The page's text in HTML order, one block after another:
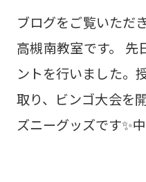
ブログをご覧いただ
高槻南教室です。 先日、少し早めのXmasイベ
ントを行いました。
取り、ビンゴ大会を
ズニーグッズです✨